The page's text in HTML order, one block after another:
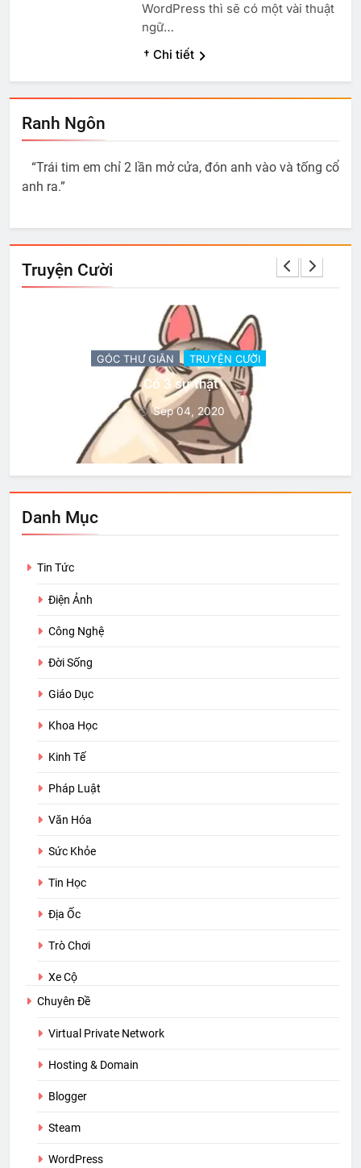
Ranh Ngôn
“Trái tim em chỉ 2 lần mở cửa, đón anh vào và tống cổ
anh ra.”
Truyện Cười
GÓC THƯ GIÃN TRUYỆN CƯỜI
Có 3 sự thật
Sep 04, 2020
Danh Mục
Tin Tức
Điện Ảnh
Công Nghệ
Đời Sống
Giáo Dục
Khoa Học
Kinh Tế
Pháp Luật
Văn Hóa
Sức Khỏe
Tin Học
Địa Ốc
Trò Chơi
Xe Cộ
Chuyên Đề
Virtual Private Network
Hosting & Domain
Blogger
Steam
WordPress
WordPress thì sẽ có một vài thuật
ngữ…
† Chi tiết